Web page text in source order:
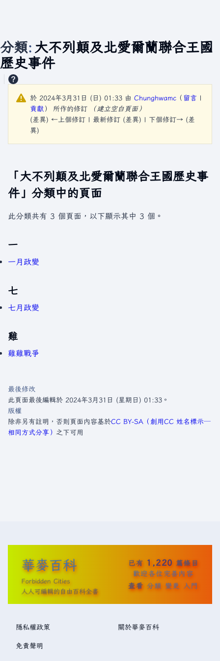
分類: 大不列顛及北愛爾蘭聯合王國
歷史事件
於 2024年3月31日 (日) 01:33 由 Chunghwamc （ 留言 |
貢獻 ） 所作的修訂
（建立空白頁面）
(差異) ←上個修訂 | 最新修訂 (差異) | 下個修訂→ (差
異)
「大不列顛及北愛爾蘭聯合王國歷史事
件」分類中的頁面
此分類共有 3 個頁面，以下顯示其中 3 個。
一
一月政變
七
七月政變
雞
雞雞戰爭
最後修改
此頁面最後編輯於 2024年3月31日 (星期日) 01:33。
版權
除非另有註明，否則頁面內容基於CC BY-SA（創用CC 姓名標示─
相同方式分享） 之下可用
華麥百科
Forbidden Cities
人人可編輯的自由百科全書
已有 1,220 篇條目
歡迎各位完善內容
查看 分類 變更 入門
隱私權政策 關於華麥百科
免責聲明